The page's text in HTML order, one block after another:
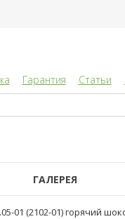
Гарантия Статьи
ГАЛЕРЕЯ
01 (2102-01) горячий